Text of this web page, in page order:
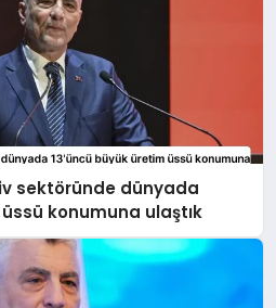
sektöründe dünyada
konumuna ulaştık